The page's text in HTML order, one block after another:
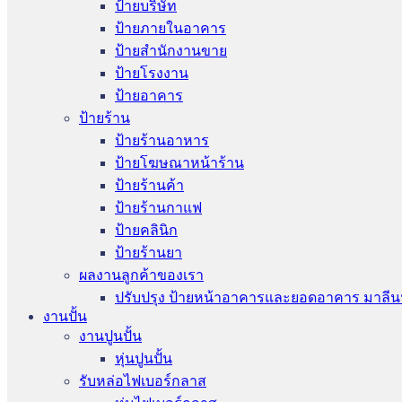
ป้ายบริษัท
ป้ายภายในอาคาร
ป้ายสำนักงานขาย
ป้ายโรงงาน
ป้ายอาคาร
ป้ายร้าน
ป้ายร้านอาหาร
ป้ายโฆษณาหน้าร้าน
ป้ายร้านค้า
ป้ายร้านกาแฟ
ป้ายคลินิก
ป้ายร้านยา
ผลงานลูกค้าของเรา
ปรับปรุง ป้ายหน้าอาคารและยอดอาคาร มาลี
งานปั้น
งานปูนปั้น
หุ่นปูนปั้น
รับหล่อไฟเบอร์กลาส